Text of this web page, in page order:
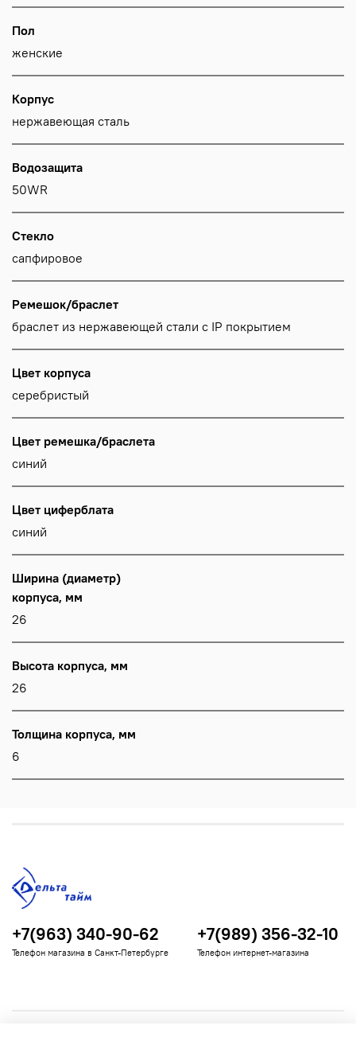
Пол
женские
Корпус
нержавеющая сталь
Водозащита
50WR
Стекло
сапфировое
Ремешок/браслет
браслет из нержавеющей стали с IP покрытием
Цвет корпуса
серебристый
Цвет ремешка/браслета
синий
Цвет циферблата
синий
Ширина (диаметр)
корпуса, мм
26
Высота корпуса, мм
26
Толщина корпуса, мм
6
+7(963) 340-90-62
Телефон магазина в Санкт-Петербурге
+7(989) 356-32-10
Телефон интернет-магазина